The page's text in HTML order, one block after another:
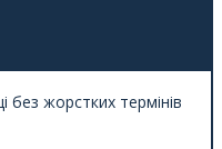
без жорстких термінів